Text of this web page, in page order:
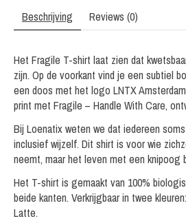
Beschrijving Reviews (0)
Het Fragile T-shirt laat zien dat
zijn. Op de voorkant vind je een subtiel
een doos met het logo LNTX
print met Fragile – Handle With Care,
Bij Loenatix weten we dat iedereen
inclusief wijzelf. Dit shirt is voor wie
neemt, maar het leven met een knipoog
Het T-shirt is gemaakt van 100%
beide kanten. Verkrijgbaar in twee
Latte.